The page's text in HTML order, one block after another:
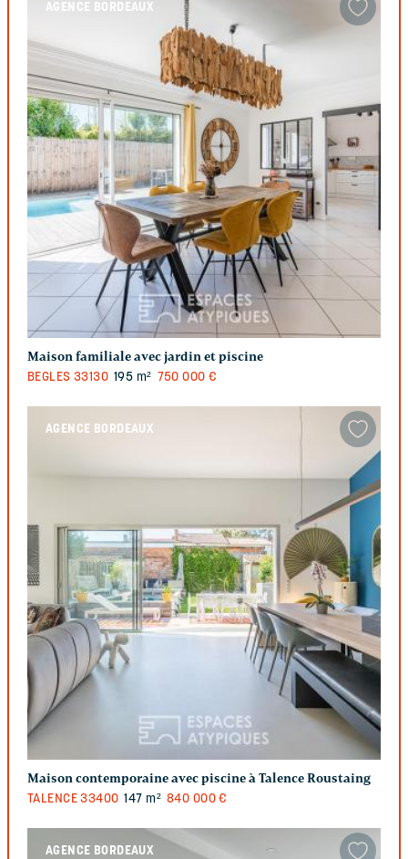
AGENCE BORDEAUX
Maison familiale avec jardin et piscine
BEGLES 33130 195 m² 750 000 €
AGENCE BORDEAUX
Maison contemporaine avec piscine à Talence Roustaing
TALENCE 33400 147 m² 840 000 €
AGENCE BORDEAUX